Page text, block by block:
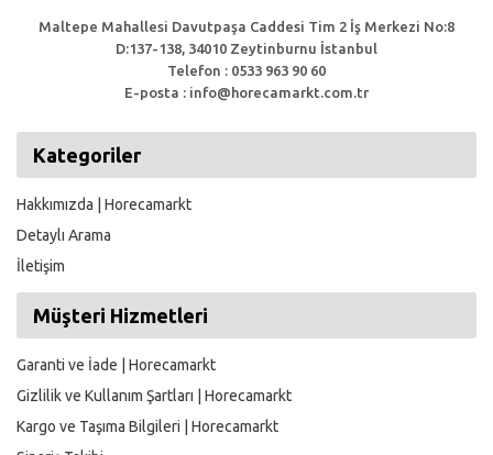
Maltepe Mahallesi Davutpaşa Caddesi Tim 2 İş Merkezi No:8
D:137-138, 34010 Zeytinburnu İstanbul
Telefon : 0533 963 90 60
E-posta : info@horecamarkt.com.tr
Kategoriler
Hakkımızda | Horecamarkt
Detaylı Arama
İletişim
Müşteri Hizmetleri
Garanti ve İade | Horecamarkt
Gizlilik ve Kullanım Şartları | Horecamarkt
Kargo ve Taşıma Bilgileri | Horecamarkt